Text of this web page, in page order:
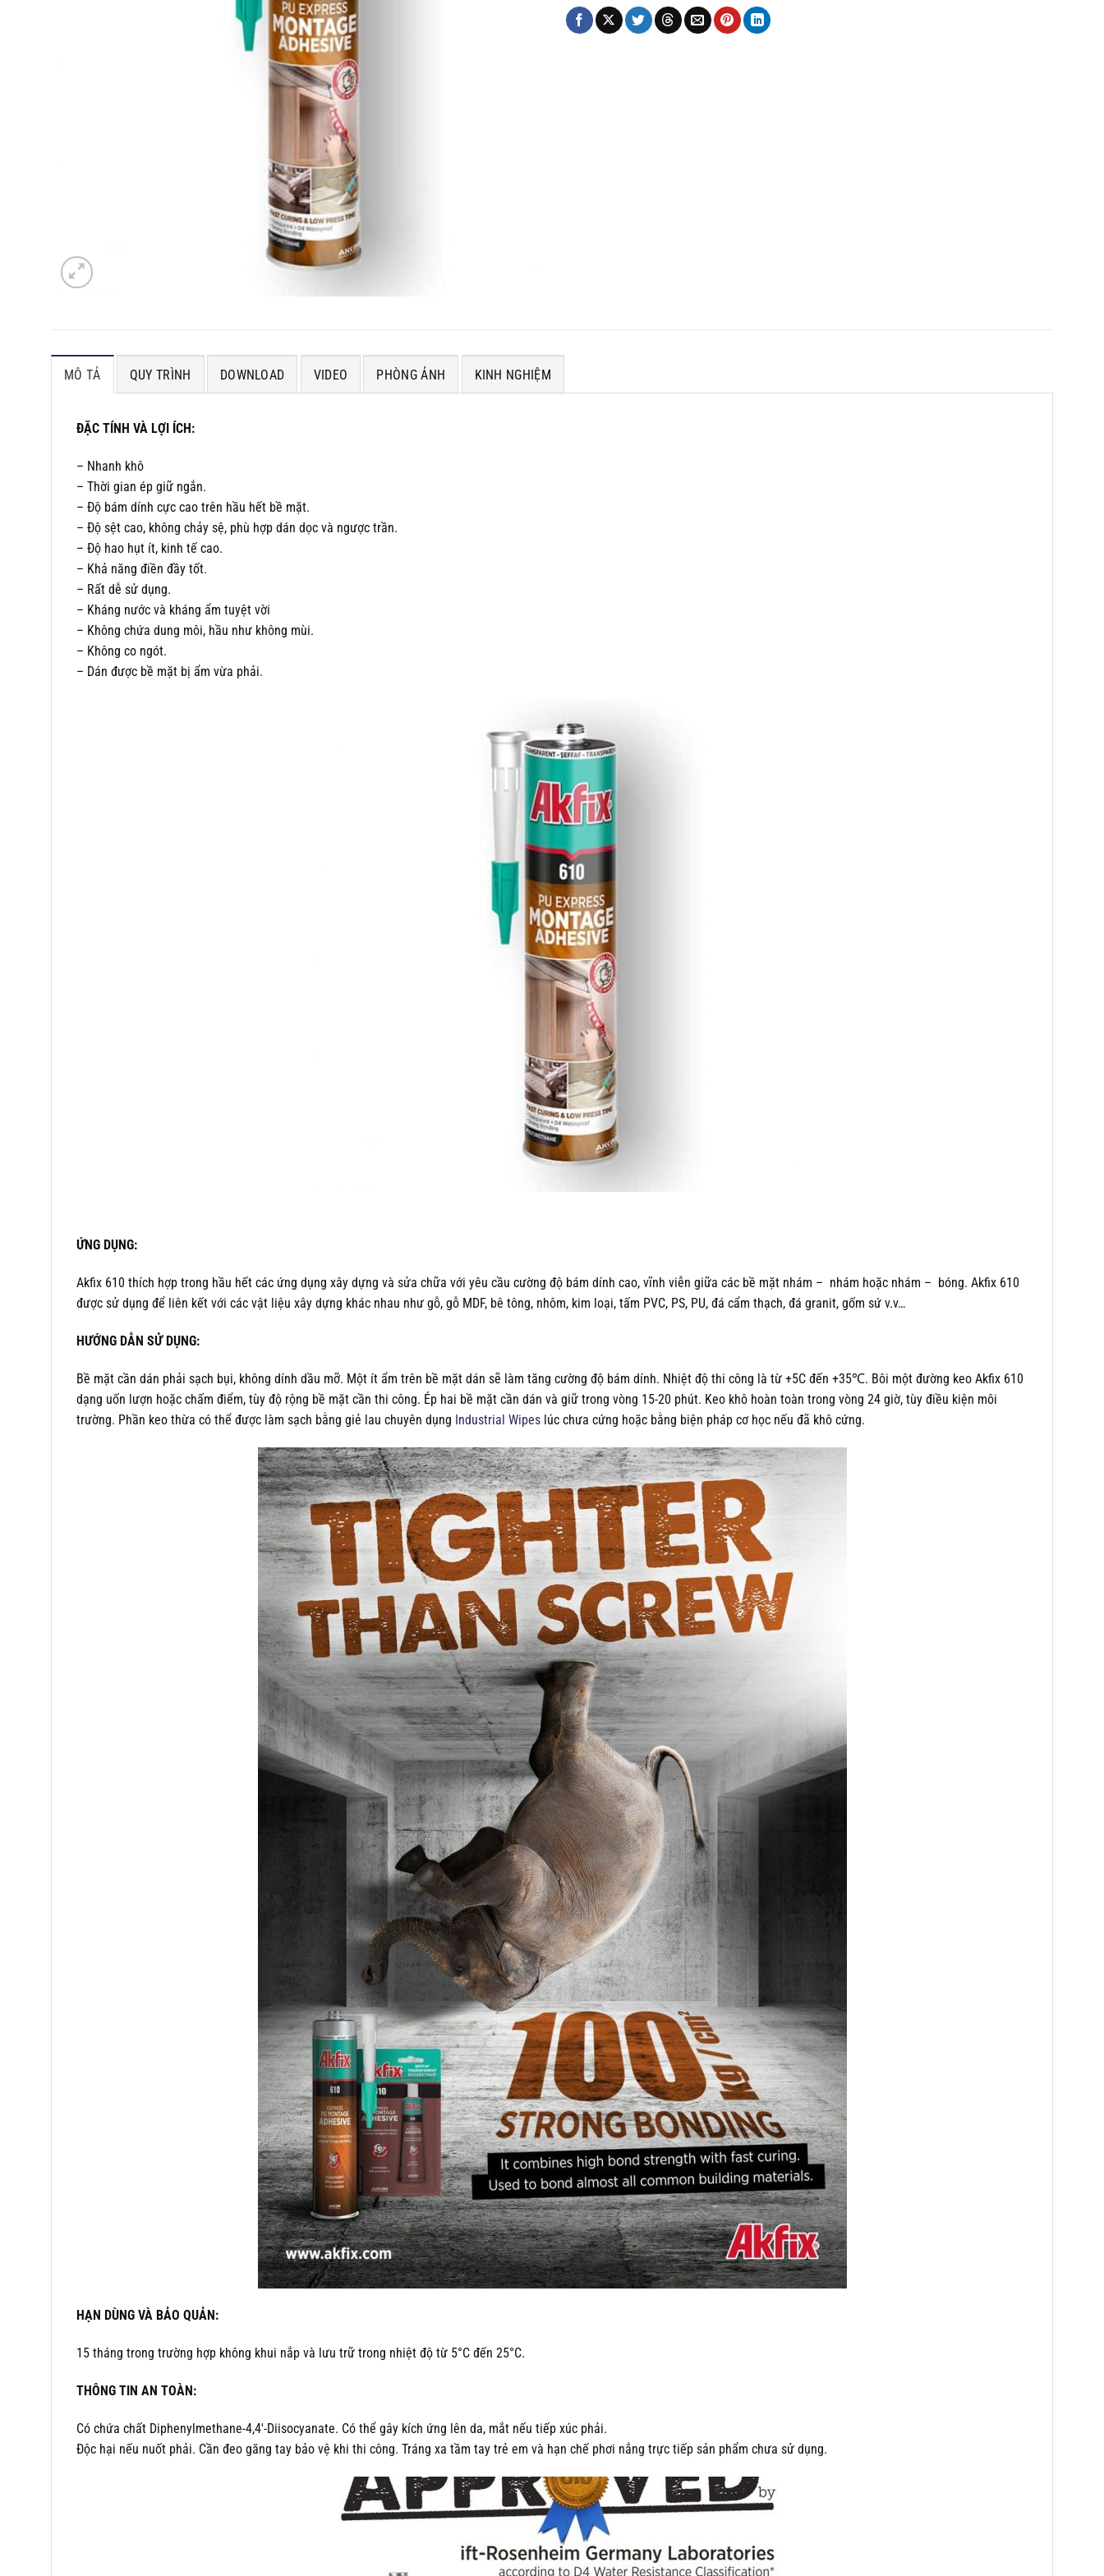
MÔ TẢ QUY TRÌNH DOWNLOAD VIDEO PHÒNG ẢNH KINH NGHIỆM
ĐẶC TÍNH VÀ LỢI ÍCH:
– Nhanh khô
– Thời gian ép giữ ngắn.
– Độ bám dính cực cao trên hầu hết bề mặt.
– Độ sệt cao, không chảy sệ, phù hợp dán dọc và ngược trần.
– Độ hao hụt ít, kinh tế cao.
– Khả năng điền đầy tốt.
– Rất dễ sử dụng.
– Kháng nước và kháng ẩm tuyệt vời
– Không chứa dung môi, hầu như không mùi.
– Không co ngót.
– Dán được bề mặt bị ẩm vừa phải.
ỨNG DỤNG:
Akfix 610 thích hợp trong hầu hết các ứng dụng xây dựng và sửa chữa với yêu cầu cường độ bám dính cao, vĩnh viễn giữa các bề mặt nhám – nhám hoặc nhám – bóng. Akfix 610
được sử dụng để liên kết với các vật liệu xây dựng khác nhau như gỗ, gỗ MDF, bê tông, nhôm, kim loại, tấm PVC, PS, PU, đá cẩm thạch, đá granit, gốm sứ v.v…
HƯỚNG DẪN SỬ DỤNG:
Bề mặt cần dán phải sạch bụi, không dính dầu mỡ. Một ít ẩm trên bề mặt dán sẽ làm tăng cường độ bám dính. Nhiệt độ thi công là từ +5C đến +35℃. Bôi một đường keo Akfix 610
dạng uốn lượn hoặc chấm điểm, tùy độ rộng bề mặt cần thi công. Ép hai bề mặt cần dán và giữ trong vòng 15-20 phút. Keo khô hoàn toàn trong vòng 24 giờ, tùy điều kiện môi
trường. Phần keo thừa có thể được làm sạch bằng giẻ lau chuyên dụng Industrial Wipes lúc chưa cứng hoặc bằng biện pháp cơ học nếu đã khô cứng.
HẠN DÙNG VÀ BẢO QUẢN:
15 tháng trong trường hợp không khui nắp và lưu trữ trong nhiệt độ từ 5°C đến 25°C.
THÔNG TIN AN TOÀN:
Có chứa chất Diphenylmethane-4,4′-Diisocyanate. Có thể gây kích ứng lên da, mắt nếu tiếp xúc phải.
Độc hại nếu nuốt phải. Cần đeo găng tay bảo vệ khi thi công. Tráng xa tầm tay trẻ em và hạn chế phơi nắng trực tiếp sản phẩm chưa sử dụng.